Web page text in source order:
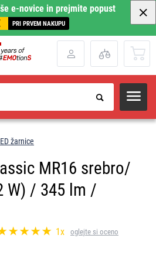
e-novice in prejmite popust
PRI PRVEM NAKUPU
žarnice
MR16 srebro/
W) / 345 lm /
1x oglejte si oceno